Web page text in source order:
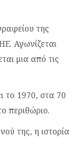
της
Αγωνίζεται
μια από τις
το 1970, στα 70
περιθώριο.
της, η ιστορία